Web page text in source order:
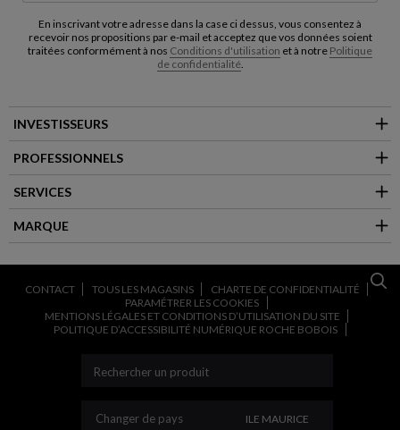
En inscrivant votre adresse dans la case ci dessus, vous consentez à
recevoir nos propositions par e-mail et acceptez que vos données soient
traitées conformément à nos Conditions d'utilisation et à notre Politique
de confidentialité.
INVESTISSEURS
PROFESSIONNELS
SERVICES
MARQUE
CONTACT TOUS LES MAGASINS
CHARTE DE CONFIDENTIALITÉ
PARAMÉTRER LES COOKIES
MENTIONS LÉGALES ET CONDITIONS D’UTILISATION DU SITE
POLITIQUE D’ACCESSIBILITÉ NUMÉRIQUE ROCHE BOBOIS
Changer de pays CHANGER DE PAYS
ILE MAURICE